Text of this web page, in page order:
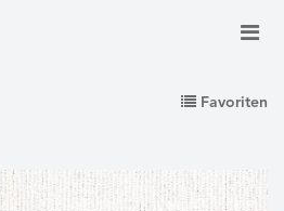
Favoriten